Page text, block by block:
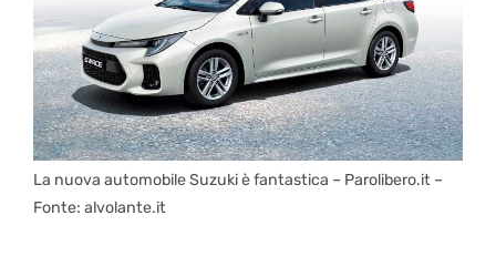
La nuova automobile Suzuki è fantastica – Parolibero.it –
Fonte: alvolante.it